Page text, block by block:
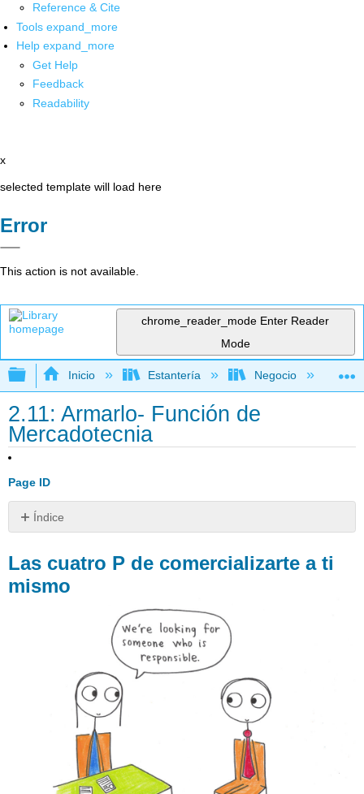
Reference & Cite
Tools expand_more
Help expand_more
Get Help
Feedback
Readability
x
selected template will load here
Error
This action is not available.
chrome_reader_mode Enter Reader
Mode
Expandir/contraer jerarquía global
Inicio Estantería Negocio
2.11: Armarlo- Función de
Mercadotecnia
Page ID
Índice
P
de
Producto
Promoción
Lugar
(Distribución)
Precio
Ejecución
de
Las cuatro P de comercializarte a ti
mismo